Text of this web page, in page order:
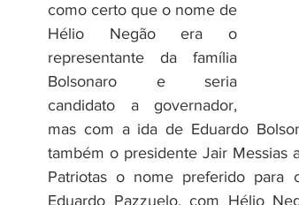
como certo que o nome de
Hélio Negão era o
representante da família
Bolsonaro e seria
candidato a governador,
mas com a ida de Eduardo
também o presidente Jair Messias
Patriotas o nome preferido para
Eduardo Pazzuelo, com Hélio